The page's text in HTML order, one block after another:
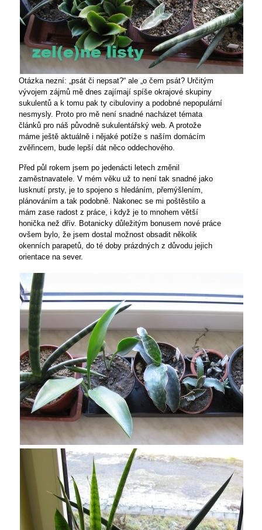
Otázka nezní: „psát či nepsat?“ ale „o čem psát? Určitým
vývojem zájmů mě dnes zajímají spíše okrajové skupiny
sukulentů a k tomu pak ty cibuloviny a podobné nepopulární
nesmysly. Proto pro mě není snadné nacházet témata
článků pro náš původně sukulentářský web. A protože
máme ještě aktuálně i nějaké potíže s naším domácím
zvěřincem, bude lepší dát něco oddechového.
Před půl rokem jsem po jedenácti letech změnil
zaměstnavatele. V mém věku už to není tak snadné jako
lusknutí prsty, je to spojeno s hledáním, přemýšlením,
plánováním a tak podobně. Nakonec se mi poštěstilo a
mám zase radost z práce, i když je to mnohem větší
honička než dřív. Botanicky důležitým bonusem nové práce
ovšem bylo, že jsem dostal možnost obsadit několik
okenních parapetů, do té doby prázdných z důvodu jejich
orientace na sever.